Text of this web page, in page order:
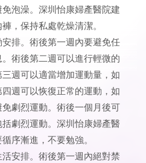
泡澡。深圳怡康婦產醫院建
，保持私處乾燥清潔。
排。術後第一週內要避免任
術後第二週可以進行輕微的
週可以適當增加運動量，如
週可以恢復正常的運動，如
劇烈運動。術後一個月後可
劇烈運動。深圳怡康婦產醫
序漸進，不要勉強。
安排。術後第一週內絕對禁